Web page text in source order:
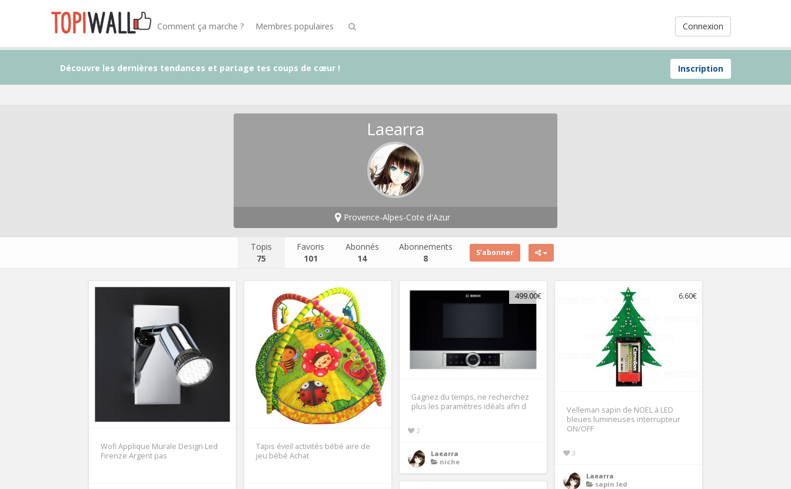
Connexion
Comment ça marche ? Membres populaires
Inscription
Découvre les dernières tendances et partage tes coups de cœur !
Laearra
Provence-Alpes-Cote d'Azur
Topis
75
Favoris
101
Abonnés
14
Abonnements
8
S’abonner
Wofi Applique Murale Design Led
Firenze Argent pas
Tapis éveil activités bébé aire de
jeu bébé Achat
499.00€
Gagnez du temps, ne recherchez
plus les paramètres idéals afin d
2
Laearra
niche
6.60€
Velleman sapin de NOËL à LED
bleues lumineuses interrupteur
ON/OFF
3
Laearra
sapin led